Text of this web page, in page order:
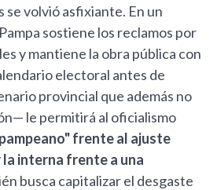
se volvió asfixiante. En un
sostiene los reclamos por
y mantiene la obra pública con
electoral antes de
provincial que además no
le permitirá al oficialismo
frente al ajuste
interna frente a una
busca capitalizar el desgaste